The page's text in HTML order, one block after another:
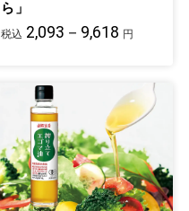
ら」
税込 2,093－9,618 円